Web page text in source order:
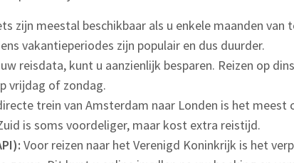
zijn meestal beschikbaar als u enkele maanden van
vakantieperiodes zijn populair en dus duurder.
reisdata, kunt u aanzienlijk besparen. Reizen op
vrijdag of zondag.
trein van Amsterdam naar Londen is het meest
is soms voordeliger, maar kost extra reistijd.
Voor reizen naar het Verenigd Koninkrijk is het